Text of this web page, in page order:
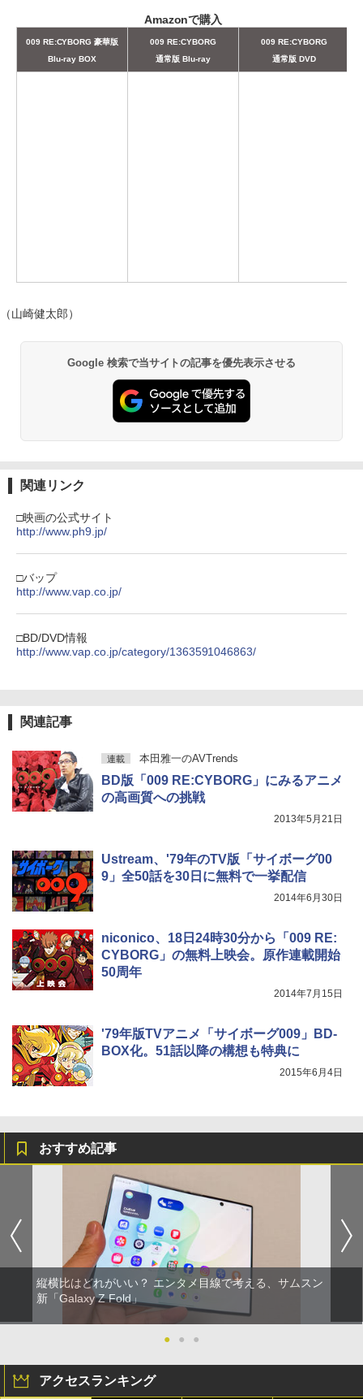
Amazonで購入
009 RE:CYBORG 豪華版
Blu-ray BOX
009 RE:CYBORG
通常版 Blu-ray
009 RE:CYBORG
通常版 DVD
（山崎健太郎）
Google 検索で当サイトの記事を優先表示させる
関連リンク
□映画の公式サイト
http://www.ph9.jp/
□バップ
http://www.vap.co.jp/
□BD/DVD情報
http://www.vap.co.jp/category/1363591046863/
関連記事
連載 本田雅一のAVTrends
BD版「009 RE:CYBORG」にみるアニメ
の高画質への挑戦
2013年5月21日
Ustream、'79年のTV版「サイボーグ00
9」全50話を30日に無料で一挙配信
2014年6月30日
niconico、18日24時30分から「009 RE:
CYBORG」の無料上映会。原作連載開始
50周年
2014年7月15日
'79年版TVアニメ「サイボーグ009」BD-
BOX化。51話以降の構想も特典に
2015年6月4日
おすすめ記事
縦横比はどれがいい？ エンタメ目線で考える、サムスン
新「Galaxy Z Fold」
● ● ●
アクセスランキング